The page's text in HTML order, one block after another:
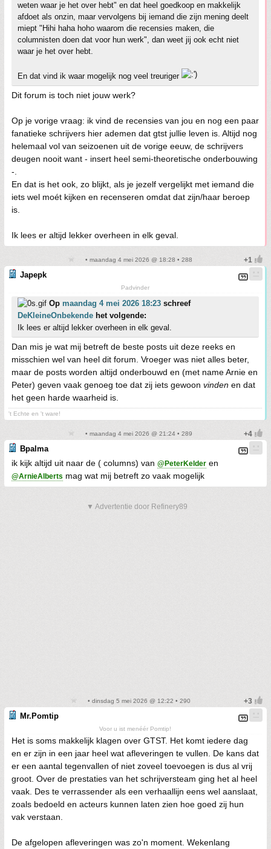
weten waar je het over hebt" en dat heel goedkoop en makkelijk
afdoet als onzin, maar vervolgens bij iemand die zijn mening deelt
miept "Hihi haha hoho waarom die recensies maken, die
columnisten doen dat voor hun werk", dan weet jij ook echt niet
waar je het over hebt.
En dat vind ik waar mogelijk nog veel treuriger
Dit forum is toch niet jouw werk?
Op je vorige vraag: ik vind de recensies van jou en nog een paar
fanatieke schrijvers hier ademen dat gtst jullie leven is. Altijd nog
helemaal vol van seizoenen uit de vorige eeuw, de schrijvers
deugen nooit want - insert heel semi-theoretische onderbouwing
-.
En dat is het ook, zo blijkt, als je jezelf vergelijkt met iemand die
iets wel moét kijken en recenseren omdat dat zijn/haar beroep
is.
Ik lees er altijd lekker overheen in elk geval.
• maandag 4 mei 2026 @ 18:28 • 288
Japepk
Padvinder
Op maandag 4 mei 2026 18:23 schreef
DeKleineOnbekende het volgende:
Ik lees er altijd lekker overheen in elk geval.
Dan mis je wat mij betreft de beste posts uit deze reeks en
misschien wel van heel dit forum. Vroeger was niet alles beter,
maar de posts worden altijd onderbouwd en (met name Arnie en
Peter) geven vaak genoeg toe dat zij iets gewoon vinden en dat
het geen harde waarheid is.
't Echte en 't ware!
• maandag 4 mei 2026 @ 21:24 • 289
Bpalma
ik kijk altijd uit naar de ( columns) van @PeterKelder en
@ArnieAlberts mag wat mij betreft zo vaak mogelijk
▼ Advertentie door Refinery89
• dinsdag 5 mei 2026 @ 12:22 • 290
Mr.Pomtip
Voor u ist menéér Pomtip!
Het is soms makkelijk klagen over GTST. Het komt iedere dag
en er zijn in een jaar heel wat afleveringen te vullen. De kans dat
er een aantal tegenvallen of niet zoveel toevoegen is dus al vrij
groot. Over de prestaties van het schrijversteam ging het al heel
vaak. Des te verrassender als een verhaallijn eens wel aanslaat,
zoals bedoeld en acteurs kunnen laten zien hoe goed zij hun
vak verstaan.
De afgelopen afleveringen was zo'n moment. Wekenlang